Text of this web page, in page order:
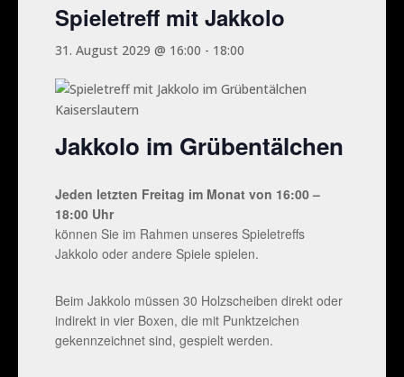
Spieletreff mit Jakkolo
31. August 2029 @ 16:00 - 18:00
Jakkolo im Grübentälchen
Jeden letzten Freitag im Monat von 16:00 –
18:00 Uhr
können Sie im Rahmen unseres Spieletreffs
Jakkolo oder andere Spiele spielen.
Beim Jakkolo müssen 30 Holzscheiben direkt oder
indirekt in vier Boxen, die mit Punktzeichen
gekennzeichnet sind, gespielt werden.